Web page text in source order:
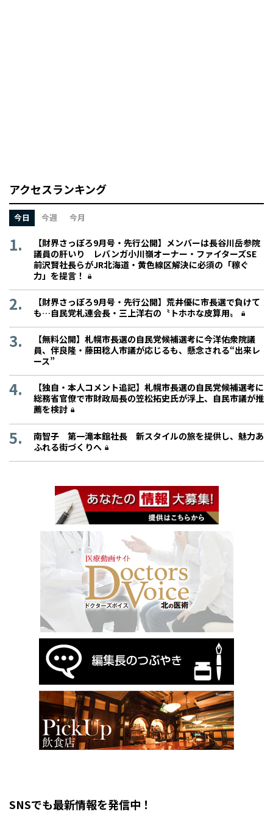
アクセスランキング
今日 今週 今月
【財界さっぽろ9月号・先行公開】メンバーは長谷川岳参院
議員の肝いり レバンガ小川嶺オーナー・ファイターズSE
前沢賢社長らがJR北海道・黄色線区解決に必須の「稼ぐ
力」を提言！
【財界さっぽろ9月号・先行公開】荒井優に市長選で負けて
も…自民党札連会長・三上洋右の〝トホホな皮算用〟
【無料公開】札幌市長選の自民党候補選考に今洋佑衆院議
員、伴良隆・藤田稔人市議が応じるも、懸念される“出来レ
ース”
【独自・本人コメント追記】札幌市長選の自民党候補選考に
総務省官僚で市財政局長の笠松拓史氏が浮上、自民市議が推
薦を検討
南智子 第一滝本館社長 新スタイルの旅を提供し、魅力あ
ふれる街づくりへ
SNSでも最新情報を発信中！